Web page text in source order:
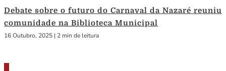
Debate sobre o futuro do Carnaval da Nazaré reuniu
comunidade na Biblioteca Municipal
16 Outubro, 2025 | 2 min de leitura